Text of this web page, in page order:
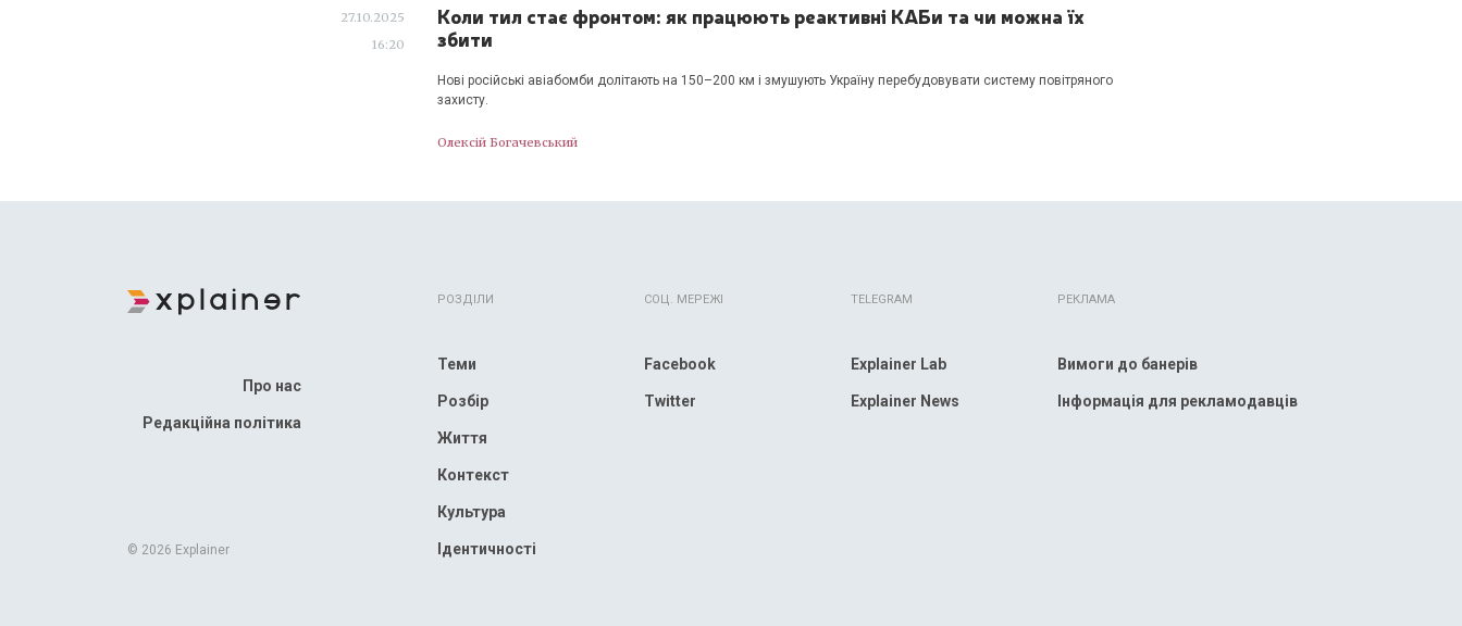
27.10.2025
16:20
Коли тил стає фронтом: як працюють реактивні КАБи та чи можна їх
збити
Нові російські авіабомби долітають на 150–200 км і змушують Україну перебудовувати систему повітряного
захисту.
Олексій Богачевський
РОЗДІЛИ СОЦ. МЕРЕЖІ TELEGRAM РЕКЛАМА
Про нас
Редакційна політика
© 2026 Explainer
Теми
Розбір
Життя
Контекст
Культура
Ідентичності
Facebook
Twitter
Explainer Lab
Explainer News
Вимоги до банерів
Інформація для рекламодавців